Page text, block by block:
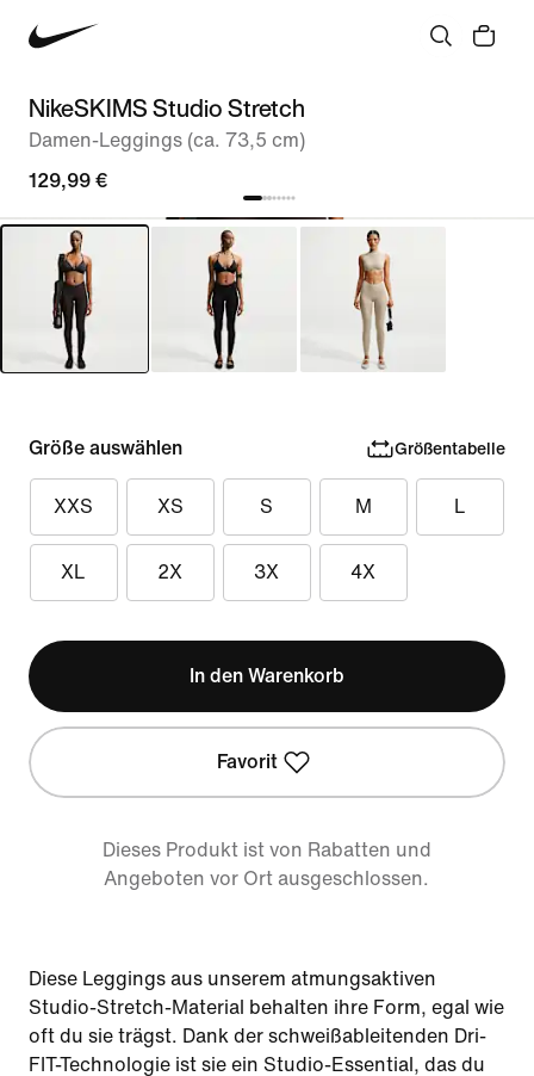
NikeSKIMS Studio Stretch
Damen-Leggings (ca. 73,5 cm)
129,99 €
Größe auswählen Größentabelle
XXS XS S M L
XL 2X 3X 4X
In den Warenkorb
Favorit
Dieses Produkt ist von Rabatten und
Angeboten vor Ort ausgeschlossen.
Diese Leggings aus unserem atmungsaktiven
Studio-Stretch-Material behalten ihre Form, egal wie
oft du sie trägst. Dank der schweißableitenden Dri-
FIT-Technologie ist sie ein Studio-Essential, das du